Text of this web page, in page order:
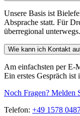
Unsere Basis ist
Absprache statt. Für
überregional unterwegs.
Wie kann ich Kontakt
Am einfachsten per E-
Ein erstes Gespräch
Noch Fragen? Melden
Telefon: +49 1578